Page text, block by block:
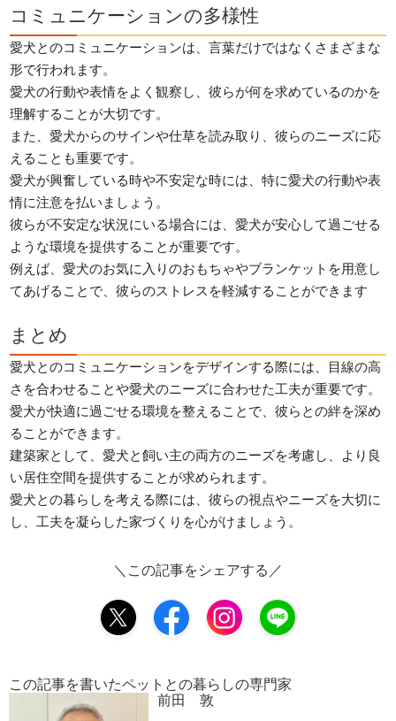
コミュニケーションの多様性
愛犬とのコミュニケーションは、言葉だけではなくさまざまな
形で行われます。
愛犬の行動や表情をよく観察し、彼らが何を求めているのかを
理解することが大切です。
また、愛犬からのサインや仕草を読み取り、彼らのニーズに応
えることも重要です。
愛犬が興奮している時や不安定な時には、特に愛犬の行動や表
情に注意を払いましょう。
彼らが不安定な状況にいる場合には、愛犬が安心して過ごせる
ような環境を提供することが重要です。
例えば、愛犬のお気に入りのおもちゃやブランケットを用意し
てあげることで、彼らのストレスを軽減することができます
まとめ
愛犬とのコミュニケーションをデザインする際には、目線の高
さを合わせることや愛犬のニーズに合わせた工夫が重要です。
愛犬が快適に過ごせる環境を整えることで、彼らとの絆を深め
ることができます。
建築家として、愛犬と飼い主の両方のニーズを考慮し、より良
い居住空間を提供することが求められます。
愛犬との暮らしを考える際には、彼らの視点やニーズを大切に
し、工夫を凝らした家づくりを心がけましょう。
＼この記事をシェアする／
この記事を書いたペットとの暮らしの専門家
前田 敦